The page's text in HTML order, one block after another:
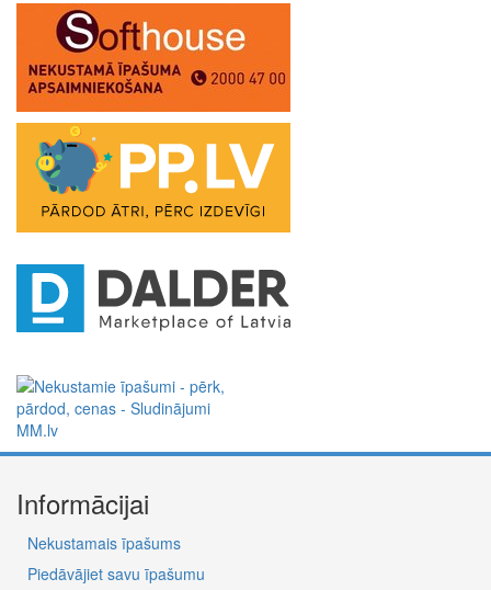
Informācijai
Nekustamais īpašums
Piedāvājiet savu īpašumu